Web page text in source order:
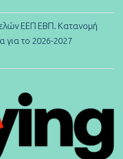
ΕΕΠ ΕΒΠ. Κατανομή
για το 2026-2027